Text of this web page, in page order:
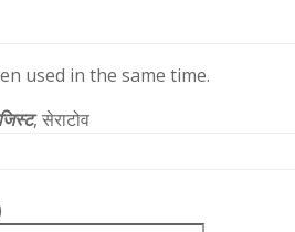
used in the same time.
, सेराटोव